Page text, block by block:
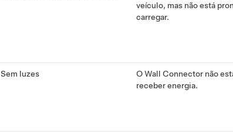
veículo, mas não está
carregar.
Sem luzes
O Wall Connector não
receber energia.